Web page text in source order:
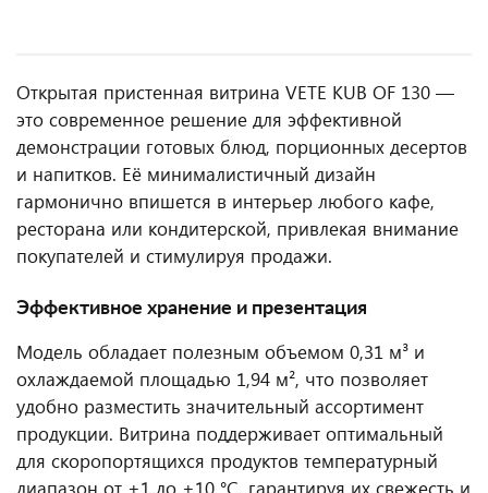
Открытая пристенная витрина VETE KUB OF 130 —
это современное решение для эффективной
демонстрации готовых блюд, порционных десертов
и напитков. Её минималистичный дизайн
гармонично впишется в интерьер любого кафе,
ресторана или кондитерской, привлекая внимание
покупателей и стимулируя продажи.
Эффективное хранение и презентация
Модель обладает полезным объемом 0,31 м³ и
охлаждаемой площадью 1,94 м², что позволяет
удобно разместить значительный ассортимент
продукции. Витрина поддерживает оптимальный
для скоропортящихся продуктов температурный